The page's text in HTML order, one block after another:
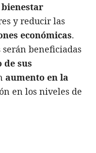
y reducir las
económicas.
serán beneficiadas
sus
aumento en la
en los niveles de